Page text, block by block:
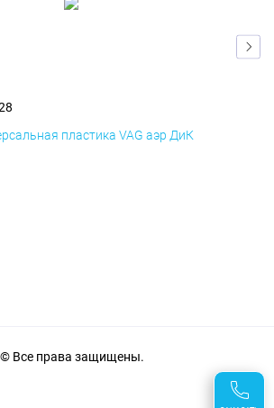
пластика VAG аэр ДиК
© Все права защищены.